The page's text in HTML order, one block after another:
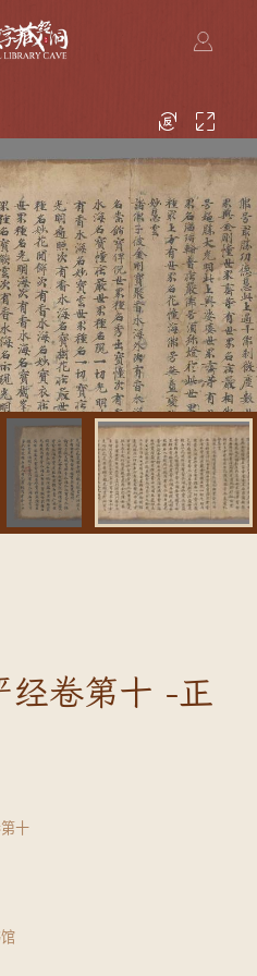
经卷第十 -正
十